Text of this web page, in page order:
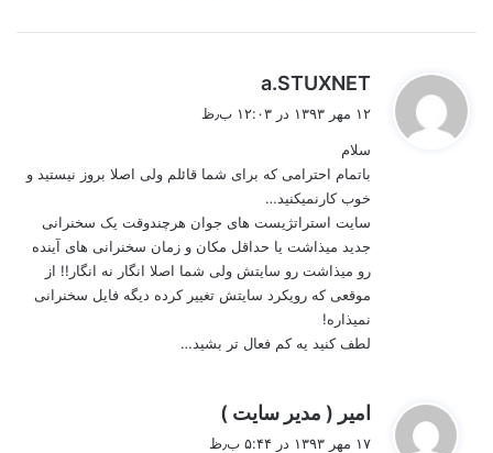
a.STUXNET
۱۲ مهر ۱۳۹۳ در ۱۲:۰۳ ب٫ظ
سلام
باتمام احترامی که برای شما قائلم ولی اصلا بروز نیستید و
خوب کارنمیکنید…
سایت استراتژیست های جوان هرچندوقت یک سخنرانی
جدید میذاشت یا حداقل مکان و زمان سخنرانی های آینده
رو میذاشت رو سایتش ولی شما اصلا انگار نه انگار!! از
موقعی که رویکرد سایتش تغییر کرده دیگه فایل سخنرانی
نمیذاره!
لطف کنید یه کم فعال تر بشید…
امیر ( مدیر سایت )
۱۷ مهر ۱۳۹۳ در ۵:۴۴ ب٫ظ